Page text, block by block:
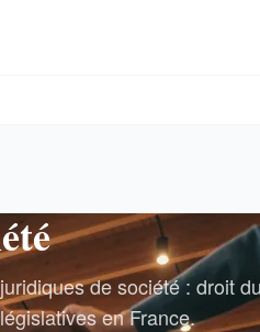
de société : droit
en France.